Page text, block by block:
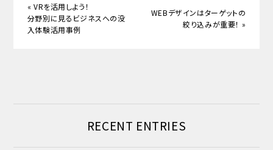
« VRを活用しよう！
分野別に見るビジネスへの没
入体験活用事例
WEBデザインはターゲットの
絞り込みが重要！ »
RECENT ENTRIES